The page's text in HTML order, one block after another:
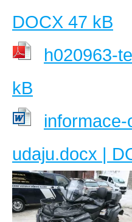
DOCX 47 kB
h020963-
kB
udaju.docx |